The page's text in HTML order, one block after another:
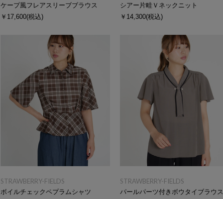
ケープ風フレアスリーブブラウス
￥17,600(税込)
シアー片畦Ｖネックニット
￥14,300(税込)
STRAWBERRY-FIELDS
ボイルチェックペプラムシャツ
STRAWBERRY-FIELDS
パールパーツ付きボウタイブラウス